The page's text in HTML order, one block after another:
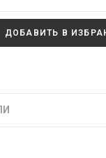
ДОБАВИТЬ В